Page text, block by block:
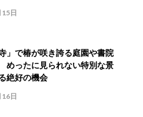
日
」で椿が咲き誇る庭園や書院
めったに見られない特別な景
絶好の機会
日